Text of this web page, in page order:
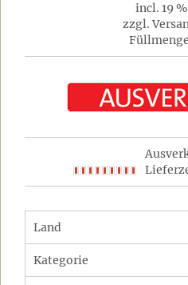
incl. 19
zzgl.
Land
Kategorie